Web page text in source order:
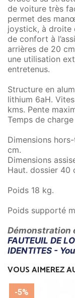
de voiture très
permet des
joystick, à droite
de confort à
arrières de 20
une utilisation
entretenus.
Structure en
lithium 6aH.
kms. Pente
Temps de
Dimensions
cm.
Dimensions
Haut. dossier 40
Poids 18 kg.
Poids supporté
Démonstration
FAUTEUIL DE
IDENTITES -
VOUS AIMEREZ
-5%